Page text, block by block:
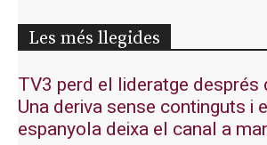
Les més llegides
TV3 perd el lideratge després
Una deriva sense continguts i
espanyola deixa el canal a